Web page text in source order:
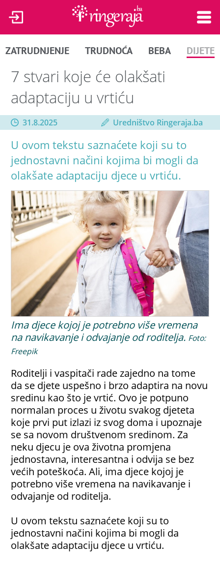
ZATRUDNJENJE TRUDNOĆA BEBA DIJETE
7 stvari koje će olakšati
adaptaciju u vrtiću
31.8.2025 Uredništvo Ringeraja.ba
U ovom tekstu saznaćete koji su to
jednostavni načini kojima bi mogli da
olakšate adaptaciju djece u vrtiću.
Ima djece kojoj je potrebno više vremena
na navikavanje i odvajanje od roditelja. Foto:
Freepik
Roditelji i vaspitači rade zajedno na tome
da se djete uspešno i brzo adaptira na novu
sredinu kao što je vrtić. Ovo je potpuno
normalan proces u životu svakog djeteta
koje prvi put izlazi iz svog doma i upoznaje
se sa novom društvenom sredinom. Za
neku djecu je ova životna promjena
jednostavna, interesantna i odvija se bez
većih poteškoća. Ali, ima djece kojoj je
potrebno više vremena na navikavanje i
odvajanje od roditelja.
U ovom tekstu saznaćete koji su to
jednostavni načini kojima bi mogli da
olakšate adaptaciju djece u vrtiću.